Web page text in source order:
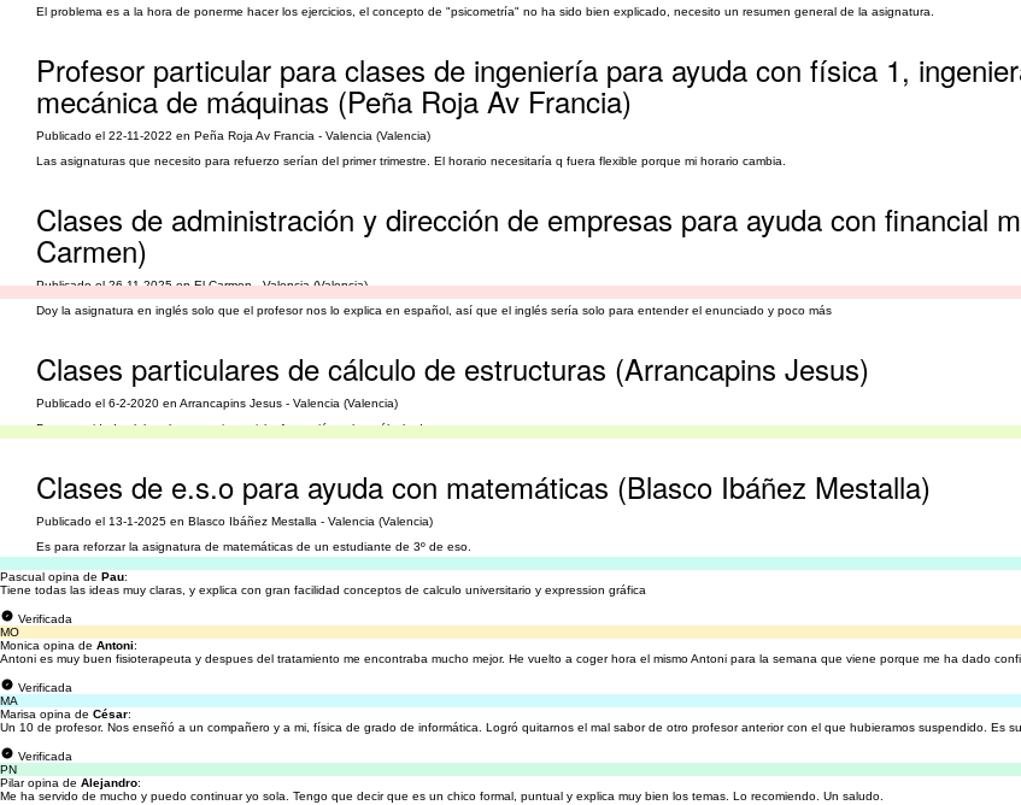
El problema es a la hora de ponerme hacer los ejercicios, el concepto de "psicometría" no ha sido bien explicado, necesito un resumen general de la asignatura.
Profesor particular para clases de ingeniería para ayuda con física 1,
mecánica de máquinas (Peña Roja Av Francia)
Publicado el 22-11-2022 en Peña Roja Av Francia - Valencia (Valencia)
Las asignaturas que necesito para refuerzo serían del primer trimestre. El horario necesitaría q fuera flexible porque mi horario cambia.
Clases de administración y dirección de empresas para ayuda con financial
Carmen)
Publicado el 26-11-2025 en El Carmen - Valencia (Valencia)
Doy la asignatura en inglés solo que el profesor nos lo explica en español, así que el inglés sería solo para entender el enunciado y poco más
Clases particulares de cálculo de estructuras (Arrancapins Jesus)
Publicado el 6-2-2020 en Arrancapins Jesus - Valencia (Valencia)
Por necesidades laborales necesito reciclar formación sobre cálculo de estructuras
Clases de e.s.o para ayuda con matemáticas (Blasco Ibáñez Mestalla)
Publicado el 13-1-2025 en Blasco Ibáñez Mestalla - Valencia (Valencia)
Es para reforzar la asignatura de matemáticas de un estudiante de 3º de eso.
Pascual opina de Pau:
Tiene todas las ideas muy claras, y explica con gran facilidad conceptos de calculo universitario y expression gráfica
Verificada
MO
Monica opina de Antoni:
Antoni es muy buen fisioterapeuta y despues del tratamiento me encontraba mucho mejor. He vuelto a coger hora el mismo Antoni para la semana que viene porque me ha dado
Verificada
MA
Marisa opina de César:
Un 10 de profesor. Nos enseñó a un compañero y a mi, física de grado de informática. Logró quitarnos el mal sabor de otro profesor anterior con el que hubieramos suspendido. Es
Verificada
PN
Pilar opina de Alejandro:
Me ha servido de mucho y puedo continuar yo sola. Tengo que decir que es un chico formal, puntual y explica muy bien los temas. Lo recomiendo. Un saludo.